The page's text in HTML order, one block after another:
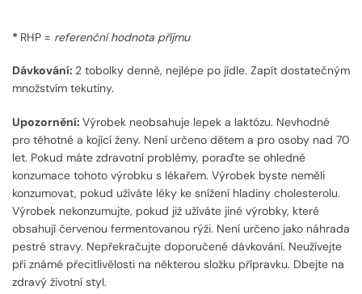
* RHP = referenční hodnota příjmu
Dávkování: 2 tobolky denně, nejlépe po jídle. Zapít dostatečným
množstvím tekutiny.
Upozornění: Výrobek neobsahuje lepek a laktózu. Nevhodné
pro těhotné a kojící ženy. Není určeno dětem a pro osoby nad 70
let. Pokud máte zdravotní problémy, poraďte se ohledně
konzumace tohoto výrobku s lékařem. Výrobek byste neměli
konzumovat, pokud užíváte léky ke snížení hladiny cholesterolu.
Výrobek nekonzumujte, pokud již užíváte jiné výrobky, které
obsahují červenou fermentovanou rýži. Není určeno jako náhrada
pestré stravy. Nepřekračujte doporučené dávkování. Neužívejte
při známé přecitlivělosti na některou složku přípravku. Dbejte na
zdravý životní styl.